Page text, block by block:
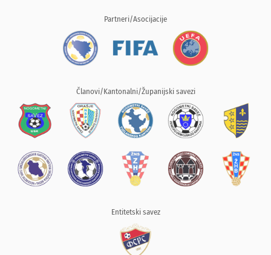
Partneri/Asocijacije
Članovi/Kantonalni/Županijski savezi
Entitetski savez